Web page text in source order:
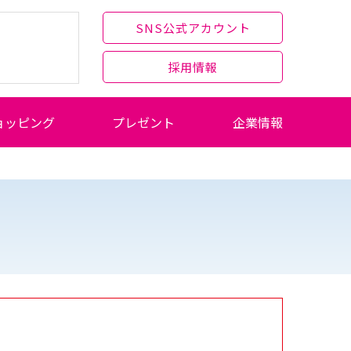
SNS公式アカウント
採用情報
ッピング プレゼント 企業情報